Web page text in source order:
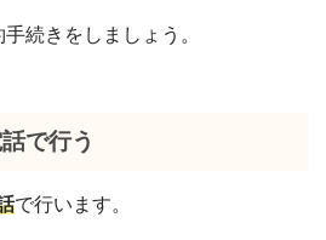
続きをしましょう。
で行う
で行います。